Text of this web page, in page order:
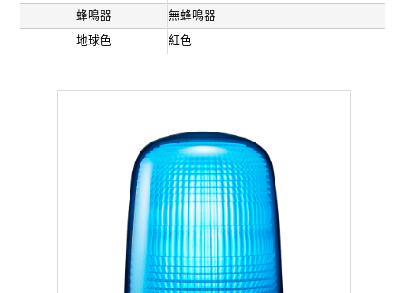
蜂鳴器
無蜂鳴器
地球色
紅色